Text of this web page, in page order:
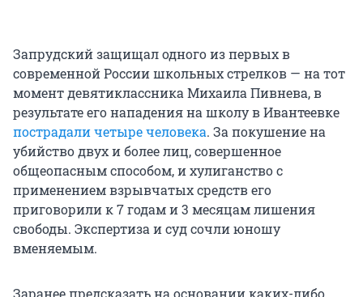
Запрудский защищал одного из первых в
современной России школьных стрелков — на тот
момент девятиклассника Михаила Пивнева, в
результате его нападения на школу в Ивантеевке
пострадали четыре человека. За покушение на
убийство двух и более лиц, совершенное
общеопасным способом, и хулиганство с
применением взрывчатых средств его
приговорили к 7 годам и 3 месяцам лишения
свободы. Экспертиза и суд сочли юношу
вменяемым.
Заранее предсказать на основании каких-либо